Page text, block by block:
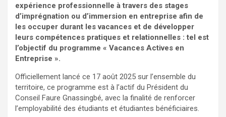
expérience professionnelle à travers des stages
d’imprégnation ou d’immersion en entreprise afin de
les occuper durant les vacances et de développer
leurs compétences pratiques et relationnelles : tel est
l’objectif du programme « Vacances Actives en
Entreprise ».
Officiellement lancé ce 17 août 2025 sur l’ensemble du
territoire, ce programme est à l’actif du Président du
Conseil Faure Gnassingbé, avec la finalité de renforcer
l’employabilité des étudiants et étudiantes bénéficiaires.